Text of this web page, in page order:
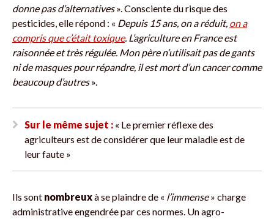
donne pas d’alternatives». Consciente du risque des
pesticides, elle répond : « Depuis 15 ans, on a réduit, on a
compris que c’était toxique. L’agriculture en France est
raisonnée et très régulée. Mon père n’utilisait pas de gants
ni de masques pour répandre, il est mort d’un cancer comme
beaucoup d’autres».
Sur le même sujet : « Le premier réflexe des
agriculteurs est de considérer que leur maladie est de
leur faute »
Ils sont nombreuxà se plaindre de « l’immense» charge
administrative engendrée par ces normes. Un agro-